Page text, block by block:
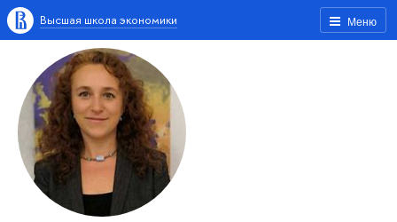
Меню
Высшая школа экономики